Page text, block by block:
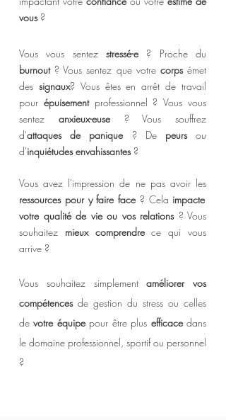
vous ?
Vous vous sentez stressé-e ? Proche du
burnout? Vous sentez que votre corpsémet
des signaux? Vous êtes en arrêt de travail
pour épuisementprofessionnel ? Vous vous
sentez anxieux-euse? Vous souffrez
d'attaques de panique? De peursou
d'inquiétudes envahissantes?
Vous avez l'impression de ne pas avoir les
ressources pour y faire face? Cela impacte
votre qualité de vie ou vos relations? Vous
souhaitez mieux comprendrece qui vous
arrive ?
Vous souhaitez simplementaméliorer vos
compétencesde gestion du stress ou celles
de votre équipepour être plus efficacedans
le domaine professionnel, sportif ou personnel
?